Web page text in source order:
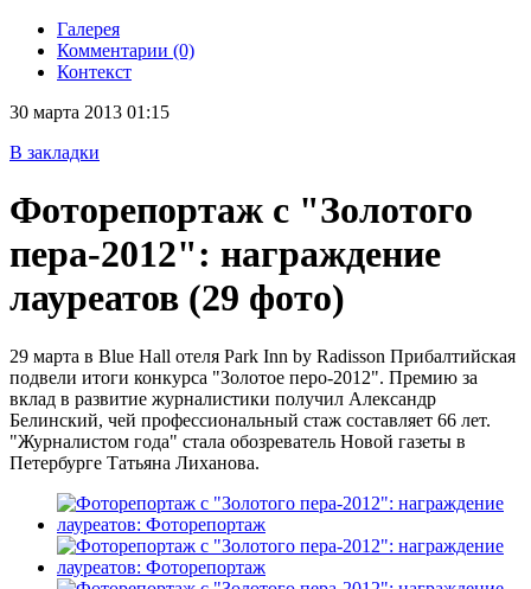
Галерея
Комментарии (0)
Контекст
30 марта 2013 01:15
В закладки
Фоторепортаж с "Золотого
пера-2012": награждение
лауреатов (29 фото)
29 марта в Blue Hall отеля Park Inn by Radisson Прибалтийская
подвели итоги конкурса "Золотое перо-2012". Премию за
вклад в развитие журналистики получил Александр
Белинский, чей профессиональный стаж составляет 66 лет.
"Журналистом года" стала обозреватель Новой газеты в
Петербурге Татьяна Лиханова.